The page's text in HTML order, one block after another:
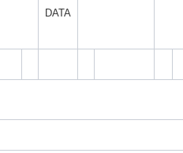
DATA